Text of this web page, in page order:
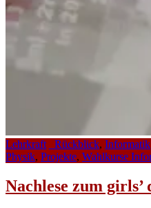
Lehrkraft _Rückblick, Informatik
Physik, Projekte, Wahlkurse
Nachlese zum girls’